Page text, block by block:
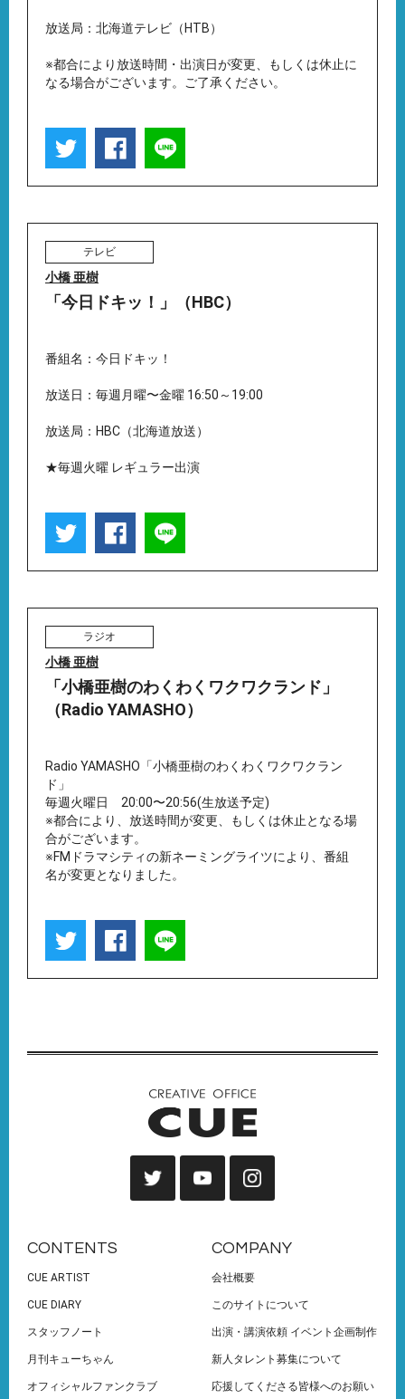
放送局：北海道テレビ（HTB）
※都合により放送時間・出演日が変更、もしくは休止に
なる場合がございます。ご了承ください。
テレビ
小橋 亜樹
「今日ドキッ！」（HBC）
番組名：今日ドキッ！
放送日：毎週月曜〜金曜 16:50～19:00
放送局：HBC（北海道放送）
★毎週火曜 レギュラー出演
ラジオ
小橋 亜樹
「小橋亜樹のわくわくワクワクランド」
（Radio YAMASHO）
Radio YAMASHO「小橋亜樹のわくわくワクワクラン
ド」
毎週火曜日 20:00〜20:56(生放送予定)
※都合により、放送時間が変更、もしくは休止となる場
合がございます。
※FMドラマシティの新ネーミングライツにより、番組
名が変更となりました。
CONTENTS
CUE ARTIST
CUE DIARY
スタッフノート
月刊キューちゃん
オフィシャルファンクラブ
COMPANY
会社概要
このサイトについて
出演・講演依頼 イベント企画制作
新人タレント募集について
応援してくださる皆様へのお願い